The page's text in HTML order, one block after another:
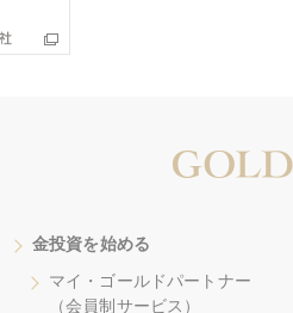
金投資を始める
マイ・ゴールドパートナー
（会員制サービス）